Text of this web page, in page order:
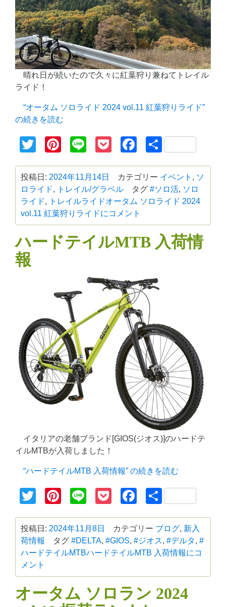
晴れ日が続いたので久々に紅葉狩り兼ねてトレイル
ライド！
“オータム ソロライド 2024 vol.11 紅葉狩りライド”
の続きを読む
TwitterPinterest
Line PocketFacebook
共
有
投稿日: 2024年11月14日 カテゴリー イベント , ソ
ロライド, トレイル/グラベル タグ #ソロ活, ソロ
ライド, トレイルライドオータム ソロライド 2024
vol.11 紅葉狩りライドに コメント
ハードテイルMTB 入荷情
報
イタリアの老舗ブランド[GIOS(ジオス)]のハードテ
イルMTBが入荷しました！
“ハードテイルMTB 入荷情報” の続きを読む
TwitterPinterest
Line PocketFacebook
共
投稿日: 2024年11月8日 カテゴリー ブログ, 新入
荷情報
タグ #DELTA, #GIOS, #ジオス, #デルタ, #
ハードテイルMTBハードテイルMTB 入荷情報に コ
メント
オータム ソロラン 2024